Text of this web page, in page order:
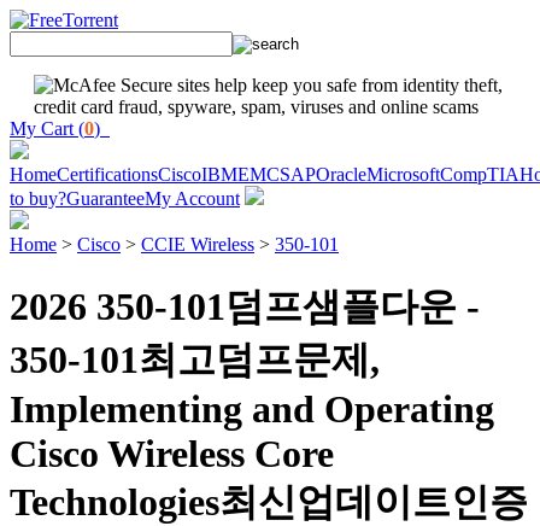
My Cart (0)
HomeCertificationsCiscoIBMEMCSAPOracleMicrosoftCompTIA
to buy?GuaranteeMy Account
Home > Cisco > CCIE Wireless > 350-101
2026 350-101덤프샘플다운 -
350-101최고덤프문제,
Implementing and Operating
Cisco Wireless Core
Technologies최신업데이트인증